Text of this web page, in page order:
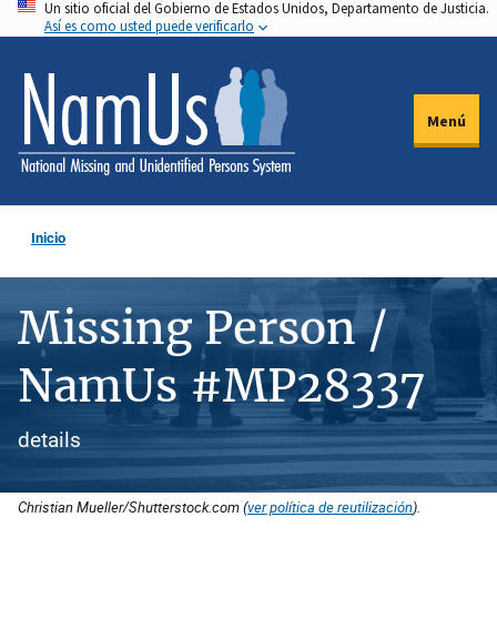
Pasar
al
contenido
principal
Un sitio oficial del Gobierno de Estados Unidos, Departamento de Justicia.
Así es como usted puede verificarlo
Menú
Inicio
Missing Person /
NamUs #MP28337
details
Christian Mueller/Shutterstock.com (ver política de reutilización).